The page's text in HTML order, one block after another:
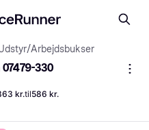
/Arbejdsbukser
330
kr.til586 kr.